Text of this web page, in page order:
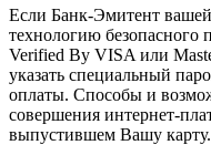
Если Банк-Эмитент
технологию безопасного
Verified By VISA или
указать специальный
оплаты. Способы и
совершения интернет-
выпустившем Вашу карту.